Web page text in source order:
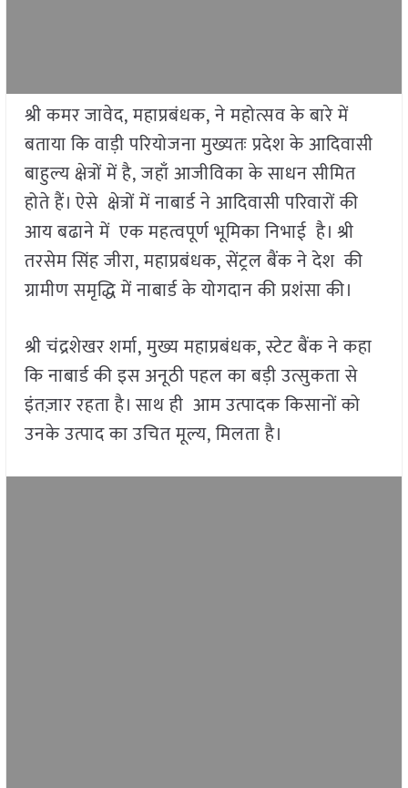
श्री कमर जावेद, महाप्रबंधक, ने महोत्सव के बारे में
बताया कि वाड़ी परियोजना मुख्यतः प्रदेश के आदिवासी
बाहुल्य क्षेत्रों में है, जहाँ आजीविका के साधन सीमित
होते हैं। ऐसे क्षेत्रों में नाबार्ड ने आदिवासी परिवारों की
आय बढाने में एक महत्वपूर्ण भूमिका निभाई है। श्री
तरसेम सिंह जीरा, महाप्रबंधक, सेंट्रल बैंक ने देश की
ग्रामीण समृद्धि में नाबार्ड के योगदान की प्रशंसा की।
श्री चंद्रशेखर शर्मा, मुख्य महाप्रबंधक, स्टेट बैंक ने कहा
कि नाबार्ड की इस अनूठी पहल का बड़ी उत्सुकता से
इंतज़ार रहता है। साथ ही आम उत्पादक किसानों को
उनके उत्पाद का उचित मूल्य, मिलता है।